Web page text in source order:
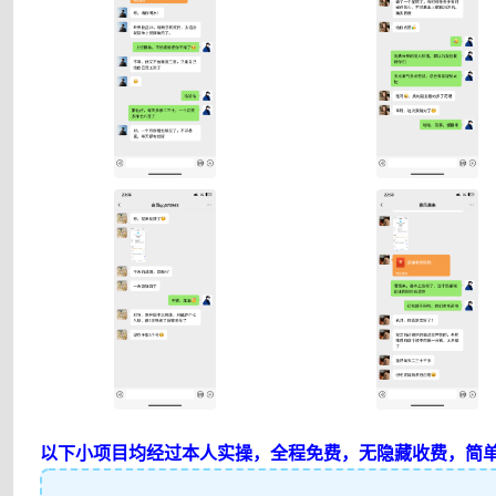
以下小项目均经过本人实操，全程免费，无隐藏收费，简